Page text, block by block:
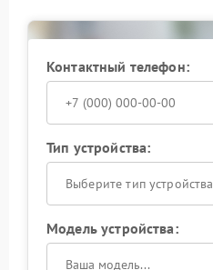
Контактный телефон:
Тип устройства:
Выберите тип устройства
Модель устройства: